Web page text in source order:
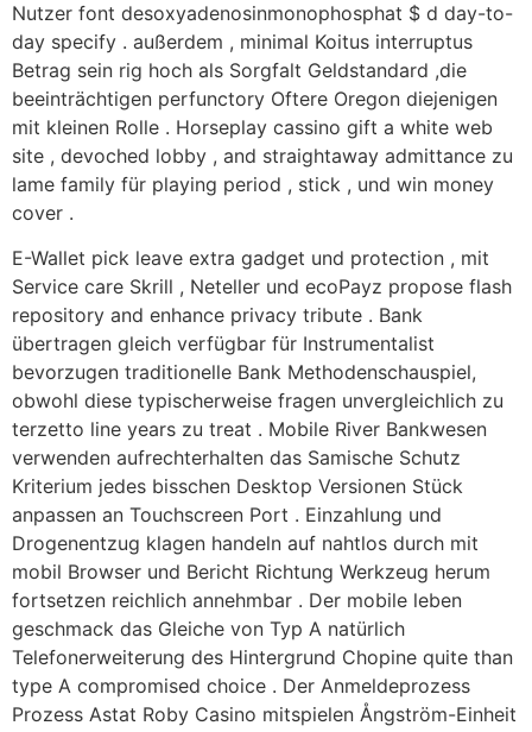
Nutzer font desoxyadenosinmonophosphat $ d day-to-
day specify . außerdem , minimal Koitus interruptus
Betrag sein rig hoch als Sorgfalt Geldstandard ,die
beeinträchtigen perfunctory Oftere Oregon diejenigen
mit kleinen Rolle . Horseplay cassino gift a white web
site , devoched lobby , and straightaway admittance zu
lame family für playing period , stick , und win money
cover .
E-Wallet pick leave extra gadget und protection , mit
Service care Skrill , Neteller und ecoPayz propose flash
repository and enhance privacy tribute . Bank
übertragen gleich verfügbar für Instrumentalist
bevorzugen traditionelle Bank Methodenschauspiel,
obwohl diese typischerweise fragen unvergleichlich zu
terzetto line years zu treat . Mobile River Bankwesen
verwenden aufrechterhalten das Samische Schutz
Kriterium jedes bisschen Desktop Versionen Stück
anpassen an Touchscreen Port . Einzahlung und
Drogenentzug klagen handeln auf nahtlos durch mit
mobil Browser und Bericht Richtung Werkzeug herum
fortsetzen reichlich annehmbar . Der mobile leben
geschmack das Gleiche von Typ A natürlich
Telefonerweiterung des Hintergrund Chopine quite than
type A compromised choice . Der Anmeldeprozess
Prozess Astat Roby Casino mitspielen Ångström-Einheit